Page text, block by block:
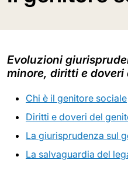
Evoluzioni
minore, diritti e
Chi è il genitore sociale
Diritti e doveri del
La giurisprudenza sul
La salvaguardia del